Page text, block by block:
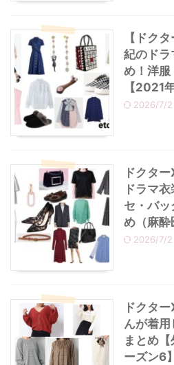
【ドク
紀のドラ
め！洋服
【2021年
2026/7/2
ドクタ
ドラマ
セ・バッ
め（麻酔
2026/7/2
ドクタ
んが着
まとめ
ーズン6】